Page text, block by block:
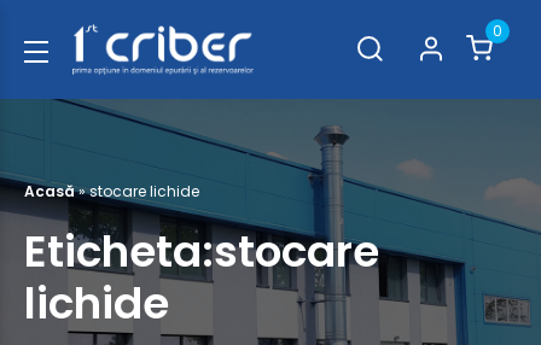
0
Acasă»stocare lichide
Eticheta:stocare
lichide